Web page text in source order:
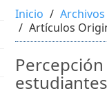
TIC a la
19
Inicio Archivos
Artículos